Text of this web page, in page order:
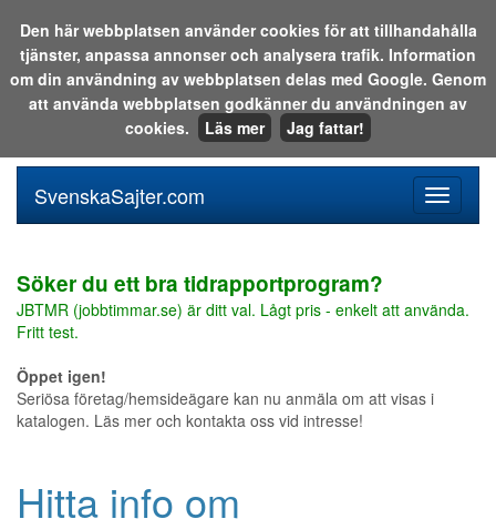
Sök i katalogen eller på webben:
meny
SvenskaSajter.com
Söker du ett bra tidrapportprogram?
JBTMR (jobbtimmar.se) är ditt val. Lågt pris - enkelt att använda.
Fritt test.
Öppet igen!
Seriösa företag/hemsideägare kan nu anmäla om att visas i
katalogen. Läs mer och kontakta oss vid intresse!
Hitta info om
Den här webbplatsen använder cookies för att tillhandahålla
tjänster, anpassa annonser och analysera trafik. Information
om din användning av webbplatsen delas med Google. Genom
att använda webbplatsen godkänner du användningen av
cookies.
Läs mer Jag fattar!